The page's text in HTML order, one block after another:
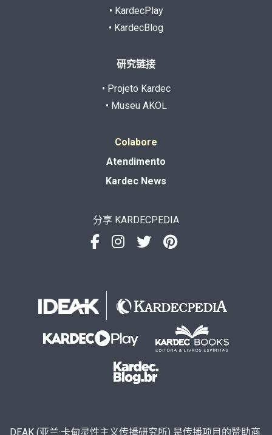
• KardecPlay
• KardecBlog
研究链接
• Projeto Kardec
• Museu AKOL
Colabore
Atendimento
Kardec News
分享 KARDECPEDIA
DEAK (亚兰·卡甸灵性主义传播研究所) 是传播项目的赞助商.